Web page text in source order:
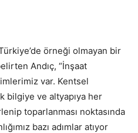
örneği olmayan bir
Andıç, “İnşaat
var. Kentsel
bilgiye ve altyapıya her
toparlanması noktasında
bazı adımlar atıyor